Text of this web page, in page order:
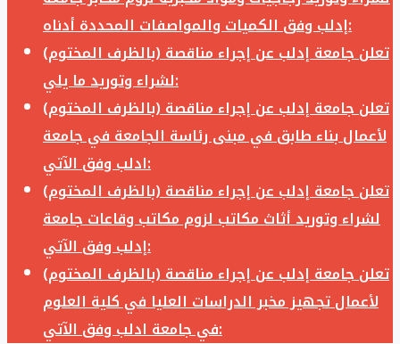
إدلب وفق الكميات والمواصفات المحددة أدناه:
تعلن جامعة إدلب عن إجراء مناقصة (بالظرف المختوم)
لشراء وتوريد ما يلي:
تعلن جامعة إدلب عن إجراء مناقصة (بالظرف المختوم)
لأعمال بناء طابق في مبنى رئاسة الجامعة في جامعة
ادلب وفق الآتي:
تعلن جامعة إدلب عن إجراء مناقصة (بالظرف المختوم)
لشراء وتوريد أثاث مكاتب لزوم مكاتب وقاعات جامعة
إدلب وفق الآتي:
تعلن جامعة إدلب عن إجراء مناقصة (بالظرف المختوم)
لأعمال تجهيز مخبر الدراسات العليا في كلية العلوم
في جامعة ادلب وفق الآتي: